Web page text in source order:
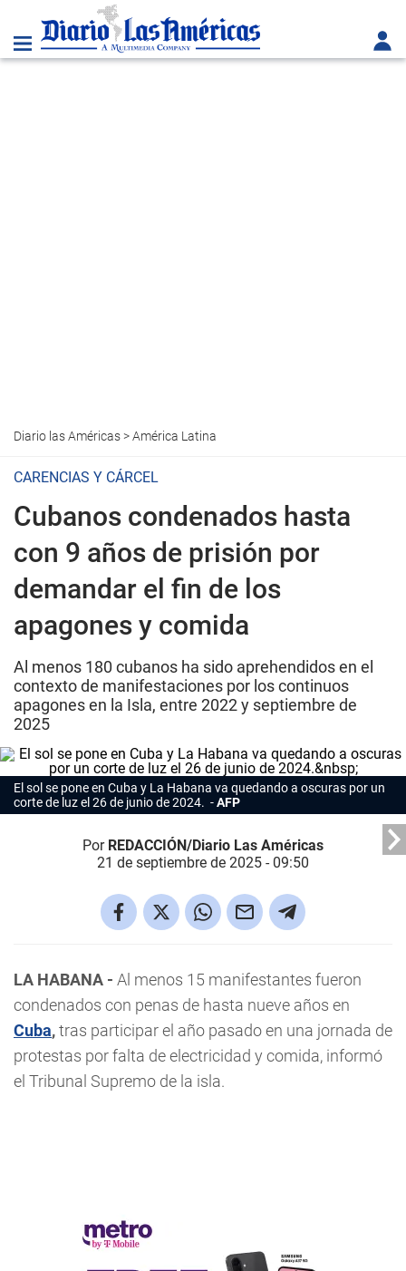
Diario las Américas>América Latina
CARENCIAS Y CÁRCEL
Cubanos condenados hasta
con 9 años de prisión por
demandar el fin de los
apagones y comida
Al menos 180 cubanos ha sido aprehendidos en el
contexto de manifestaciones por los continuos
apagones en la Isla, entre 2022 y septiembre de
2025
El sol se pone en Cuba y La Habana va quedando a oscuras por un
corte de luz el 26 de junio de 2024.
AFP
Por REDACCIÓN/Diario Las Américas
21 de septiembre de 2025 - 09:50
LA HABANA - Al menos 15 manifestantes fueron
condenados con penas de hasta nueve años en
Cuba,tras participar el año pasado en una jornada de
protestas por falta de electricidad y comida, informó
el Tribunal Supremo de la isla.